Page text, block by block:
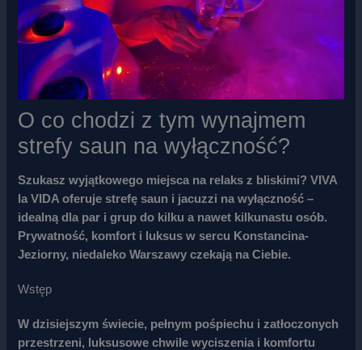
O co chodzi z tym wynajmem
strefy saun na wyłączność?
Szukasz wyjątkowego miejsca na relaks z bliskimi? VIVA
la VIDA oferuje strefę saun i jacuzzi na wyłączność –
idealną dla par i grup do kilku a nawet kilkunastu osób.
Prywatność, komfort i luksus w sercu Konstancina-
Jeziorny, niedaleko Warszawy czekają na Ciebie.
Wstęp
W dzisiejszym świecie, pełnym pośpiechu i zatłoczonych
przestrzeni, luksusowe chwile wyciszenia i komfortu